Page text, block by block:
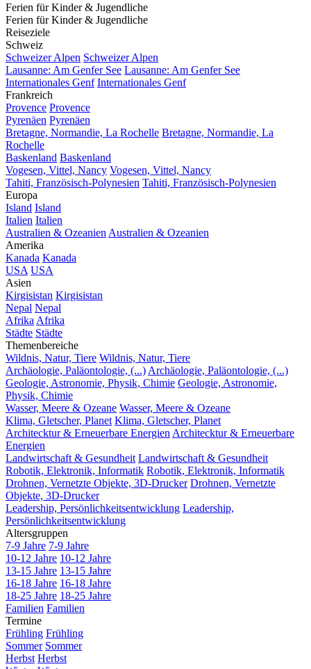
Ferien für Kinder & Jugendliche
Ferien für Kinder & Jugendliche
Reiseziele
Schweiz
Schweizer Alpen Schweizer Alpen
Lausanne: Am Genfer See Lausanne: Am Genfer See
Internationales Genf Internationales Genf
Frankreich
Provence Provence
Pyrenäen Pyrenäen
Bretagne, Normandie, La Rochelle Bretagne, Normandie, La
Rochelle
Baskenland Baskenland
Vogesen, Vittel, Nancy Vogesen, Vittel, Nancy
Tahiti, Französisch-Polynesien Tahiti, Französisch-Polynesien
Europa
Island Island
Italien Italien
Australien & Ozeanien Australien & Ozeanien
Amerika
Kanada Kanada
USA USA
Asien
Kirgisistan Kirgisistan
Nepal Nepal
Afrika Afrika
Städte Städte
Themenbereiche
Wildnis, Natur, Tiere Wildnis, Natur, Tiere
Archäologie, Paläontologie, (...) Archäologie, Paläontologie, (...)
Geologie, Astronomie, Physik, Chimie Geologie, Astronomie,
Physik, Chimie
Wasser, Meere & Ozeane Wasser, Meere & Ozeane
Klima, Gletscher, Planet Klima, Gletscher, Planet
Architecktur & Erneuerbare Energien Architecktur & Erneuerbare
Energien
Landwirtschaft & Gesundheit Landwirtschaft & Gesundheit
Robotik, Elektronik, Informatik Robotik, Elektronik, Informatik
Drohnen, Vernetzte Objekte, 3D-Drucker Drohnen, Vernetzte
Objekte, 3D-Drucker
Leadership, Persönlichkeitsentwicklung Leadership,
Persönlichkeitsentwicklung
Altersgruppen
7-9 Jahre 7-9 Jahre
10-12 Jahre 10-12 Jahre
13-15 Jahre 13-15 Jahre
16-18 Jahre 16-18 Jahre
18-25 Jahre 18-25 Jahre
Familien Familien
Termine
Frühling Frühling
Sommer Sommer
Herbst Herbst